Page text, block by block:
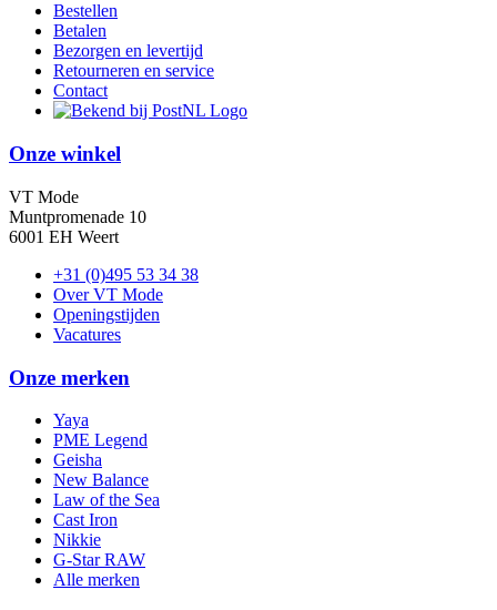
Bestellen
Betalen
Bezorgen en levertijd
Retourneren en service
Contact
Onze winkel
VT Mode
Muntpromenade 10
6001 EH Weert
+31 (0)495 53 34 38
Over VT Mode
Openingstijden
Vacatures
Onze merken
Yaya
PME Legend
Geisha
New Balance
Law of the Sea
Cast Iron
Nikkie
G-Star RAW
Alle merken